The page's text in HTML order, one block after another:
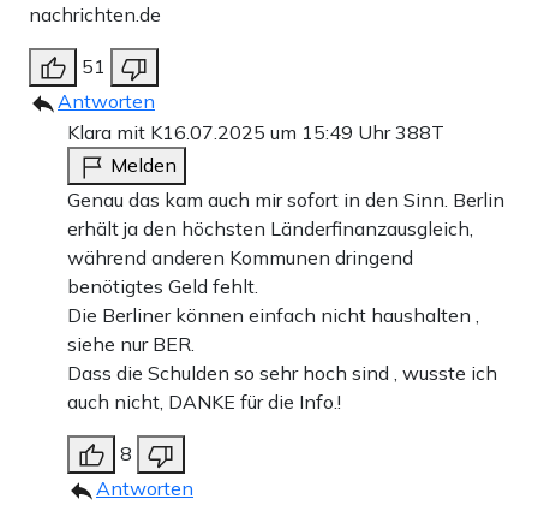
nachrichten.de
51
Antworten
Klara mit K16.07.2025 um 15:49 Uhr388T
Melden
Genau das kam auch mir sofort in den Sinn. Berlin
erhält ja den höchsten Länderfinanzausgleich,
während anderen Kommunen dringend
benötigtes Geld fehlt.
Die Berliner können einfach nicht haushalten ,
siehe nur BER.
Dass die Schulden so sehr hoch sind , wusste ich
auch nicht, DANKE für die Info.!
8
Antworten